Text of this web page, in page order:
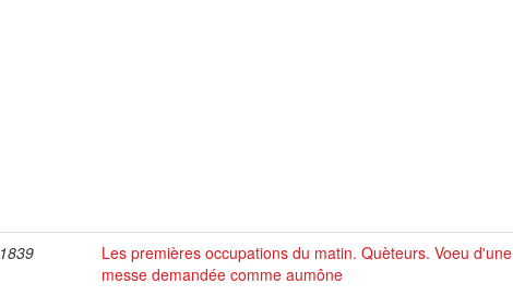
1839
Les premières occupations du matin. Quèteurs. Voeu d'une
messe demandée comme aumône